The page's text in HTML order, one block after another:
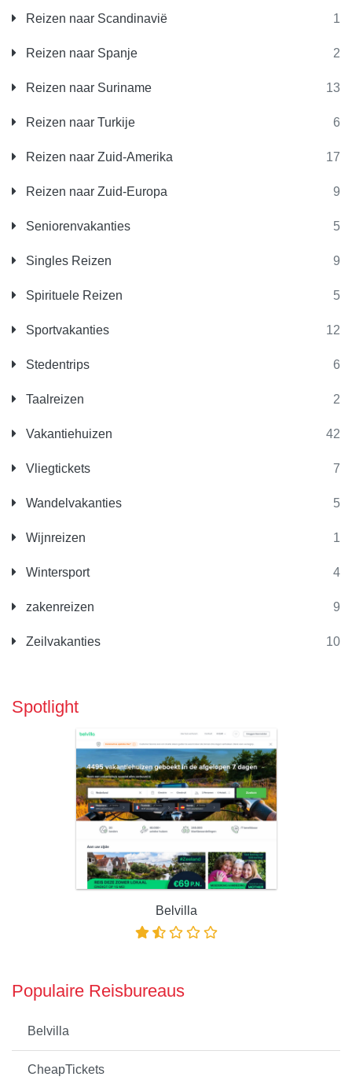
Reizen naar Scandinavië 1
Reizen naar Spanje 2
Reizen naar Suriname 13
Reizen naar Turkije 6
Reizen naar Zuid-Amerika 17
Reizen naar Zuid-Europa 9
Seniorenvakanties 5
Singles Reizen 9
Spirituele Reizen 5
Sportvakanties 12
Stedentrips 6
Taalreizen 2
Vakantiehuizen 42
Vliegtickets 7
Wandelvakanties 5
Wijnreizen 1
Wintersport 4
zakenreizen 9
Zeilvakanties 10
Spotlight
Belvilla
Populaire Reisbureaus
Belvilla
CheapTickets